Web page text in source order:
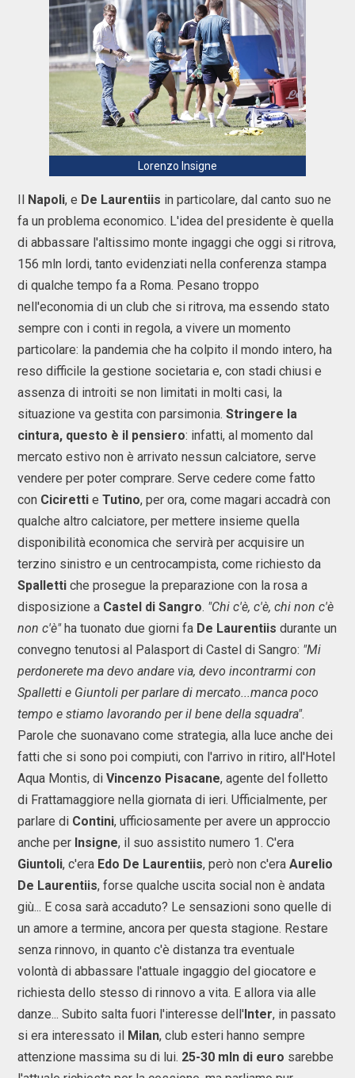
Lorenzo Insigne
Il Napoli, e De Laurentiis in particolare, dal canto suo ne
fa un problema economico. L'idea del presidente è quella
di abbassare l'altissimo monte ingaggi che oggi si ritrova,
156 mln lordi, tanto evidenziati nella conferenza stampa
di qualche tempo fa a Roma. Pesano troppo
nell'economia di un club che si ritrova, ma essendo stato
sempre con i conti in regola, a vivere un momento
particolare: la pandemia che ha colpito il mondo intero, ha
reso difficile la gestione societaria e, con stadi chiusi e
assenza di introiti se non limitati in molti casi, la
situazione va gestita con parsimonia. Stringere la
cintura, questo è il pensiero: infatti, al momento dal
mercato estivo non è arrivato nessun calciatore, serve
vendere per poter comprare. Serve cedere come fatto
con Ciciretti e Tutino, per ora, come magari accadrà con
qualche altro calciatore, per mettere insieme quella
disponibilità economica che servirà per acquisire un
terzino sinistro e un centrocampista, come richiesto da
Spalletti che prosegue la preparazione con la rosa a
disposizione a Castel di Sangro. "Chi c'è, c'è, chi non c'è
non c'è"ha tuonato due giorni fa De Laurentiis durante un
convegno tenutosi al Palasport di Castel di Sangro: "Mi
perdonerete ma devo andare via, devo incontrarmi con
Spalletti e Giuntoli per parlare di mercato...manca poco
tempo e stiamo lavorando per il bene della squadra".
Parole che suonavano come strategia, alla luce anche dei
fatti che si sono poi compiuti, con l'arrivo in ritiro, all'Hotel
Aqua Montis, di Vincenzo Pisacane, agente del folletto
di Frattamaggiore nella giornata di ieri. Ufficialmente, per
parlare di Contini, ufficiosamente per avere un approccio
anche per Insigne, il suo assistito numero 1. C'era
Giuntoli, c'era Edo De Laurentiis, però non c'era Aurelio
De Laurentiis, forse qualche uscita social non è andata
giù... E cosa sarà accaduto? Le sensazioni sono quelle di
un amore a termine, ancora per questa stagione. Restare
senza rinnovo, in quanto c'è distanza tra eventuale
volontà di abbassare l'attuale ingaggio del giocatore e
richiesta dello stesso di rinnovo a vita. E allora via alle
danze... Subito salta fuori l'interesse dell'Inter, in passato
si era interessato il Milan, club esteri hanno sempre
attenzione massima su di lui. 25-30 mln di euro sarebbe